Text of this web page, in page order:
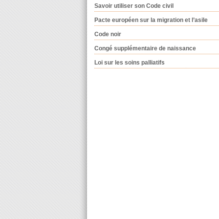
Savoir utiliser son Code civil
Pacte européen sur la migration et l’asile
Code noir
Congé supplémentaire de naissance
Loi sur les soins palliatifs